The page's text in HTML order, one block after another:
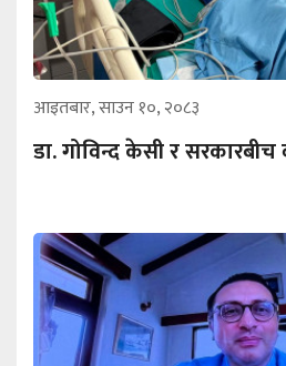
आइतबार, साउन १०, २०८३
डा. गोविन्द केसी र सरकारबीच